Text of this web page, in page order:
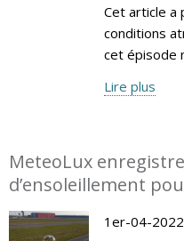
Cet article a
conditions
cet épisode
Lire plus
MeteoLux
d’ensoleillement
1er-04-2022